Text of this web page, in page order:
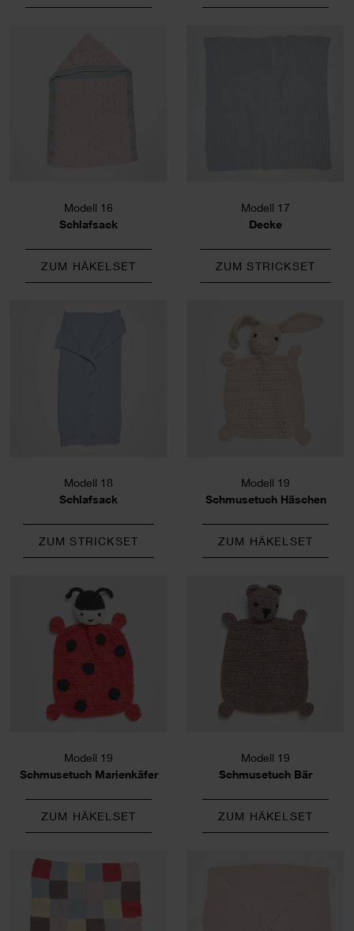
Modell 16
Schlafsack
ZUM HÄKELSET
Modell 17
Decke
ZUM STRICKSET
Modell 18
Schlafsack
ZUM STRICKSET
Modell 19
Schmusetuch Häschen
ZUM HÄKELSET
Modell 19
Schmusetuch Marienkäfer
ZUM HÄKELSET
Modell 19
Schmusetuch Bär
ZUM HÄKELSET